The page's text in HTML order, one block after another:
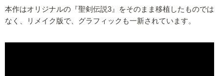
本作はオリジナルの『聖剣伝説3』をそのまま移植したものでは
なく、リメイク版で、グラフィックも一新されています。